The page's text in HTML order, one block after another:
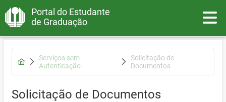
Portal do Estudante
de Graduação
Serviços sem
Autenticação
Solicitação de
Documentos
Solicitação de Documentos